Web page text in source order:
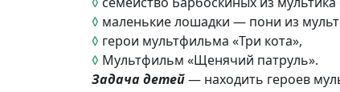
◊ маленькие лошадки — пони из
◊ герои мультфильма «Три кота»,
◊ Мультфильм «Щенячий патруль».
Задача детей— находить героев